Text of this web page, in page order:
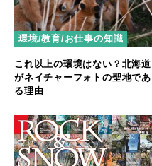
環境/教育/お仕事の知識
これ以上の環境はない？北海道
がネイチャーフォトの聖地であ
る理由